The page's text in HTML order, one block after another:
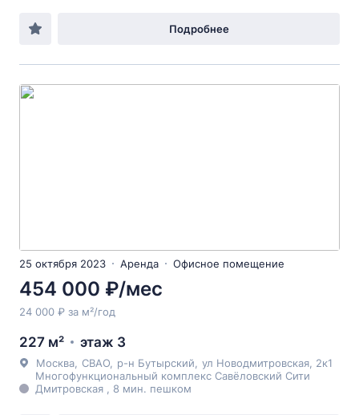
Подробнее
25 октября 2023 Аренда Офисное помещение
454 000 ₽/мес
24 000 ₽ за м²/год
227 м² этаж 3
Москва СВАО р-н Бутырский ул Новодмитровская , 2к1
Многофункциональный комплекс Савёловский Сити
Дмитровская , 8 мин. пешком